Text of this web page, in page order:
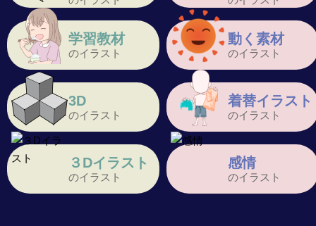
学習教材
のイラスト
動く素材
のイラスト
3D
のイラスト
着替イラスト
のイラスト
３Dイラスト
のイラスト
感情
のイラスト